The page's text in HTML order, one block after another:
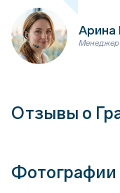
Арина
Менеджер
Отзывы о
Фотографии